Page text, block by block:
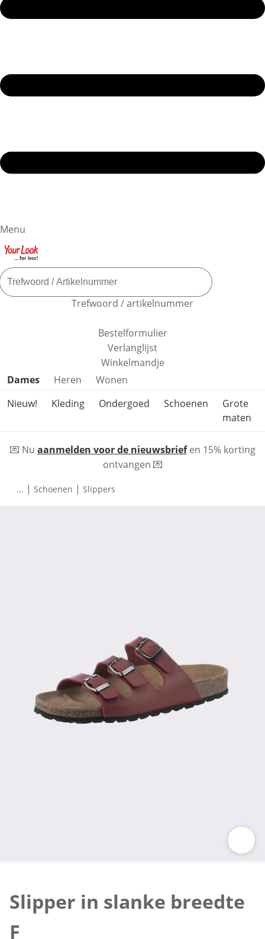
Menu
Trefwoord / artikelnummer
Bestelformulier
Verlanglijst
Winkelmandje
Productcategorieën overslaan
Dames Heren
Wonen
Nieuw!
Kleding Ondergoed Schoenen
Grote
maten
💌 Nu aanmelden voor de nieuwsbriefen 15% korting
ontvangen 💌
... | Schoenen | Slippers
Slipper in slanke breedte
F